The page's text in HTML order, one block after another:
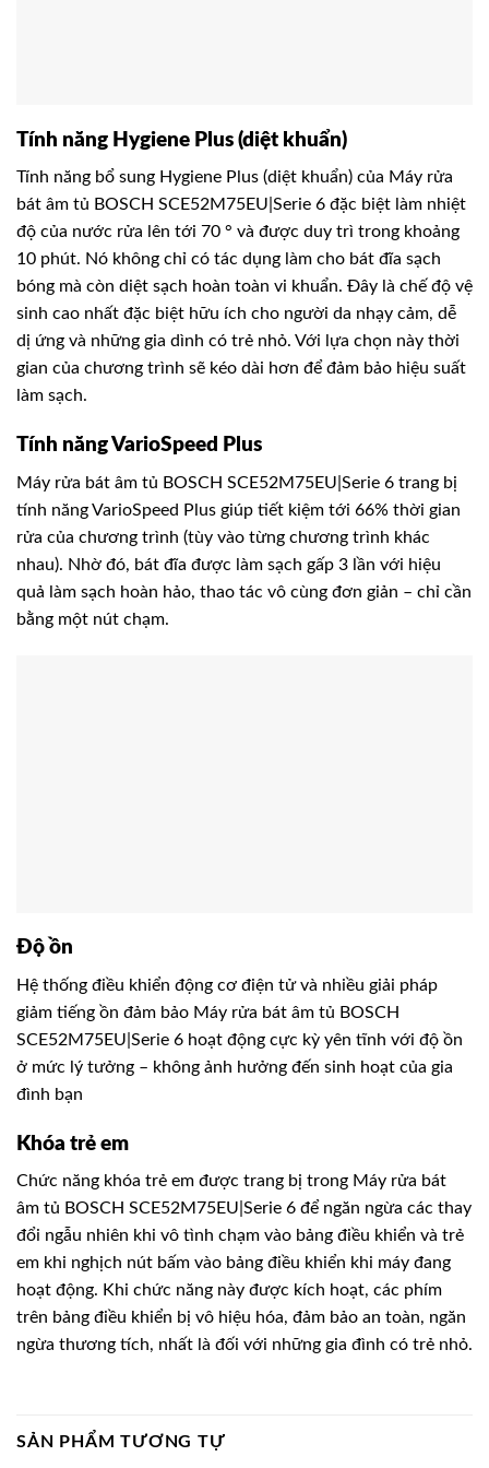
Tính năng Hygiene Plus (diệt khuẩn)
Tính năng bổ sung Hygiene Plus (diệt khuẩn) của Máy rửa
bát âm tủ BOSCH SCE52M75EU|Serie 6 đặc biệt làm nhiệt
độ của nước rửa lên tới 70 ° và được duy trì trong khoảng
10 phút. Nó không chỉ có tác dụng làm cho bát đĩa sạch
bóng mà còn diệt sạch hoàn toàn vi khuẩn. Đây là chế độ vệ
sinh cao nhất đặc biệt hữu ích cho người da nhạy cảm, dễ
dị ứng và những gia dình có trẻ nhỏ. Với lựa chọn này thời
gian của chương trình sẽ kéo dài hơn để đảm bảo hiệu suất
làm sạch.
Tính năng VarioSpeed Plus
Máy rửa bát âm tủ BOSCH SCE52M75EU|Serie 6 trang bị
tính năng VarioSpeed Plus giúp tiết kiệm tới 66% thời gian
rửa của chương trình (tùy vào từng chương trình khác
nhau). Nhờ đó, bát đĩa được làm sạch gấp 3 lần với hiệu
quả làm sạch hoàn hảo, thao tác vô cùng đơn giản – chỉ cần
bằng một nút chạm.
Độ ồn
Hệ thống điều khiển động cơ điện tử và nhiều giải pháp
giảm tiếng ồn đảm bảo Máy rửa bát âm tủ BOSCH
SCE52M75EU|Serie 6 hoạt động cực kỳ yên tĩnh với độ ồn
ở mức lý tưởng – không ảnh hưởng đến sinh hoạt của gia
đình bạn
Khóa trẻ em
Chức năng khóa trẻ em được trang bị trong Máy rửa bát
âm tủ BOSCH SCE52M75EU|Serie 6 để ngăn ngừa các thay
đổi ngẫu nhiên khi vô tình chạm vào bảng điều khiển và trẻ
em khi nghịch nút bấm vào bảng điều khiển khi máy đang
hoạt động. Khi chức năng này được kích hoạt, các phím
trên bảng điều khiển bị vô hiệu hóa, đảm bảo an toàn, ngăn
ngừa thương tích, nhất là đối với những gia đình có trẻ nhỏ.
SẢN PHẨM TƯƠNG TỰ